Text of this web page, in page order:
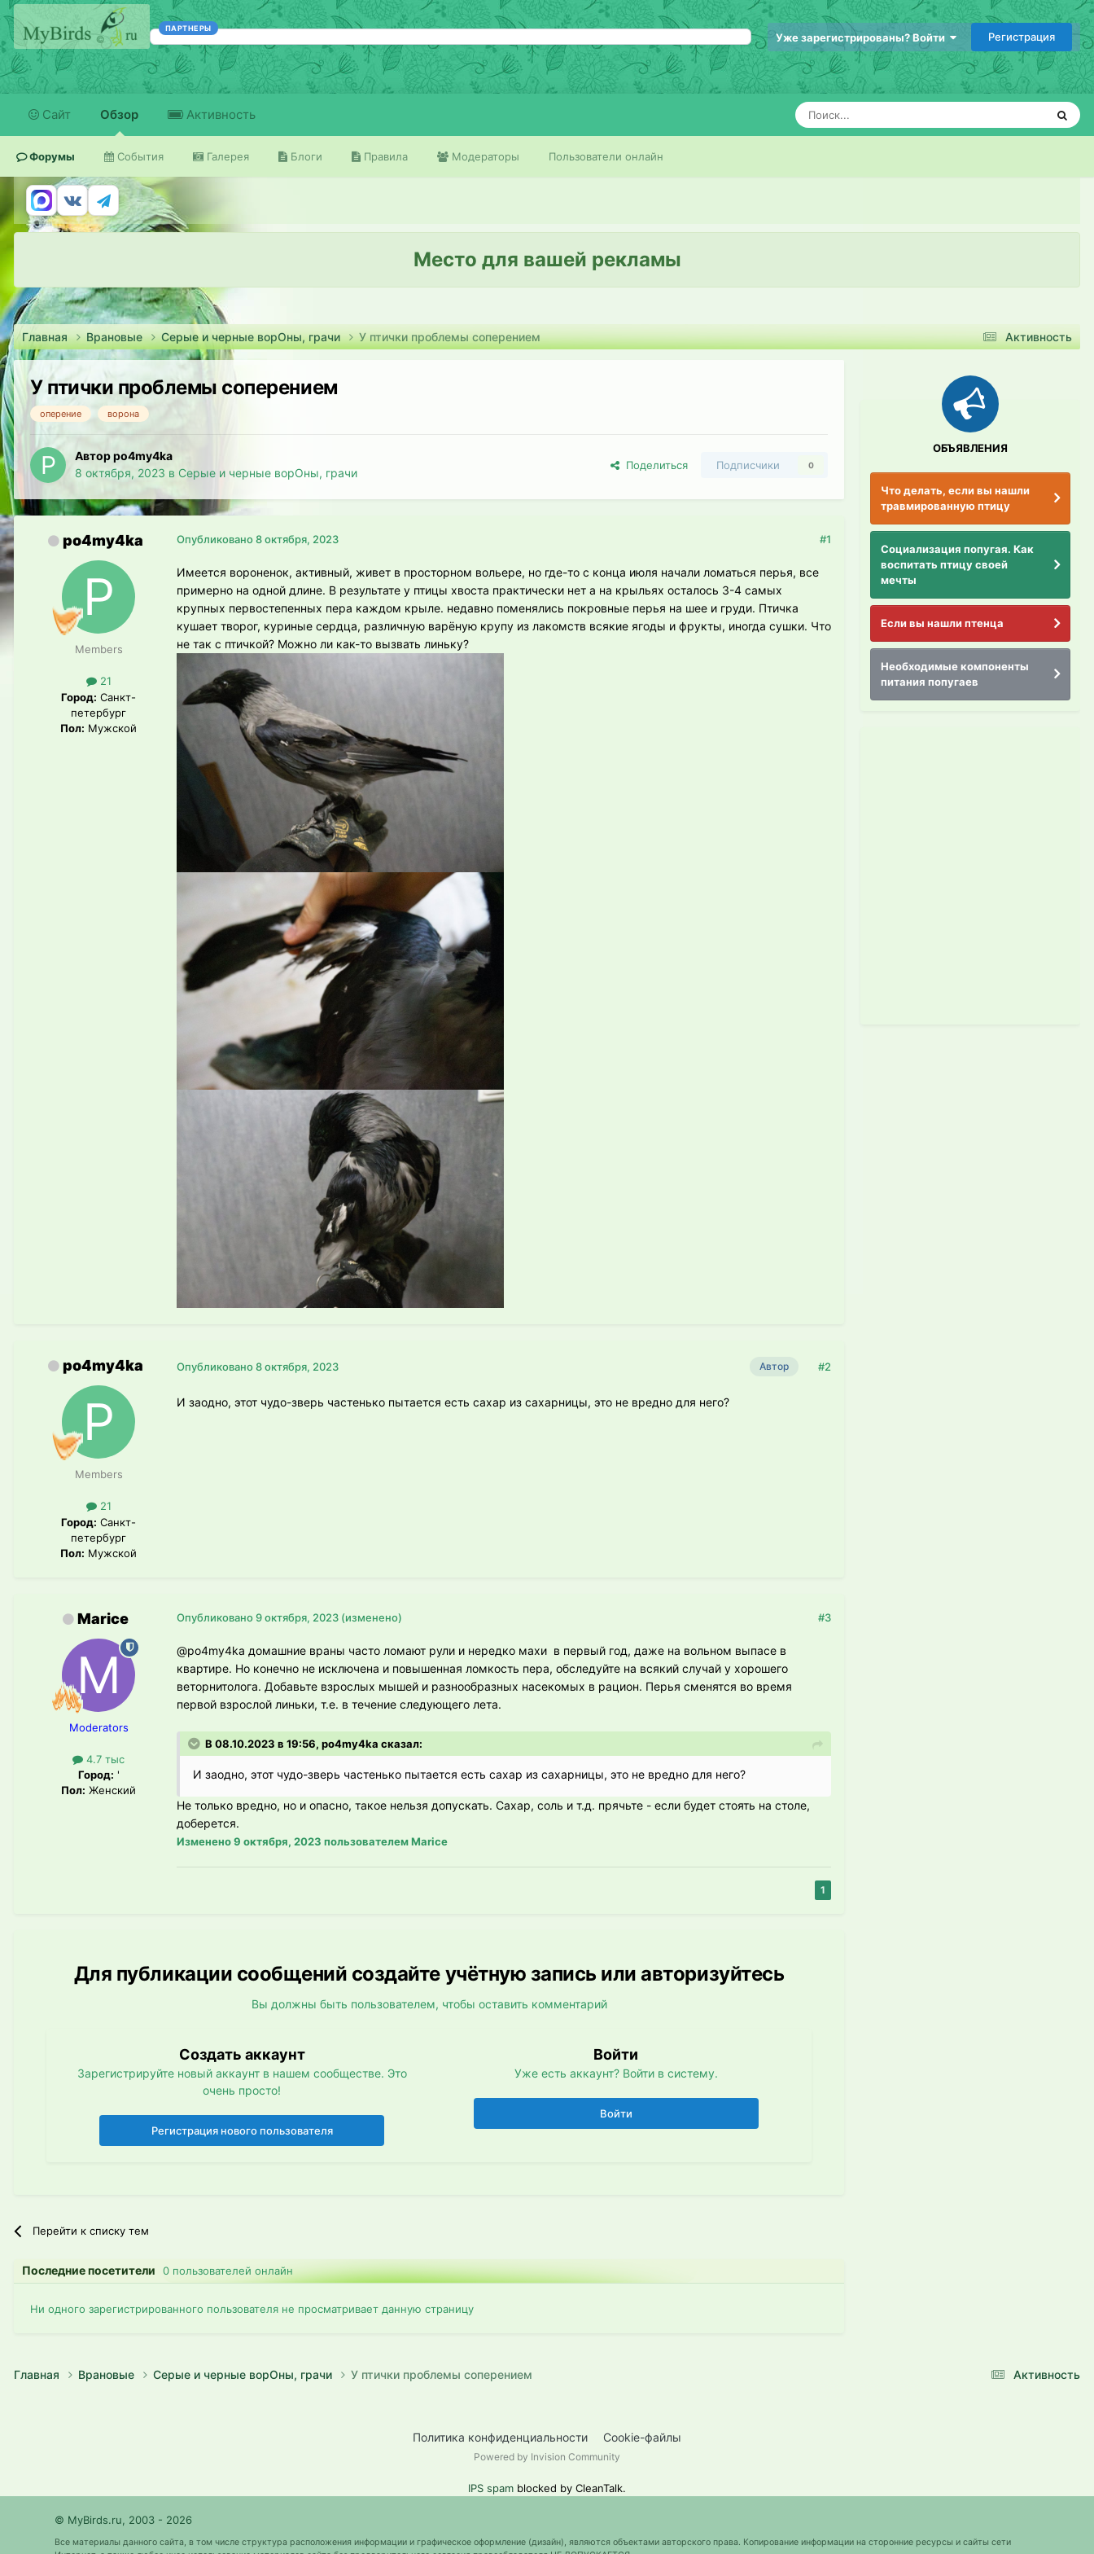
ПАРТНЕРЫ
Уже зарегистрированы? Войти Регистрация
Сайт Обзор
Форумы События Галерея Блоги Правила Модераторы Пользователи онлайн
Активность
Место для вашей рекламы
Активность
Главная Врановые Серые и черные ворОны, грачи У птички проблемы соперением
У птички проблемы соперением
оперение ворона
Автор po4my4ka
8 октября, 2023 в Серые и черные ворОны, грачи
Поделиться Подписчики 0
po4my4ka
Members
21
Город: Санкт-
петербург
Пол: Мужской
#1
Опубликовано8 октября, 2023
Имеется вороненок, активный, живет в просторном вольере, но где-то с конца июля начали ломаться перья, все
примерно на одной длине. В результате у птицы хвоста практически нет а на крыльях осталось 3-4 самых
крупных первостепенных пера каждом крыле. недавно поменялись покровные перья на шее и груди. Птичка
кушает творог, куриные сердца, различную варёную крупу из лакомств всякие ягоды и фрукты, иногда сушки. Что
не так с птичкой? Можно ли как-то вызвать линьку?
po4my4ka
Members
21
Город: Санкт-
петербург
Пол: Мужской
Автор #2
Опубликовано8 октября, 2023
И заодно, этот чудо-зверь частенько пытается есть сахар из сахарницы, это не вредно для него?
Marice
Moderators
4.7 тыс
Город: '
Пол: Женский
#3
Опубликовано9 октября, 2023 (изменено)
@po4my4ka домашние враны часто ломают рули и нередко махи в первый год, даже на вольном выпасе в
квартире. Но конечно не исключена и повышенная ломкость пера, обследуйте на всякий случай у хорошего
веторнитолога. Добавьте взрослых мышей и разнообразных насекомых в рацион. Перья сменятся во время
первой взрослой линьки, т.е. в течение следующего лета.
В 08.10.2023 в 19:56, po4my4ka сказал:
И заодно, этот чудо-зверь частенько пытается есть сахар из сахарницы, это не вредно для него?
Не только вредно, но и опасно, такое нельзя допускать. Сахар, соль и т.д. прячьте - если будет стоять на столе,
доберется.
Изменено9 октября, 2023 пользователем Marice
1
Для публикации сообщений создайте учётную запись или авторизуйтесь
Вы должны быть пользователем, чтобы оставить комментарий
Создать аккаунт
Зарегистрируйте новый аккаунт в нашем сообществе. Это
очень просто!
Регистрация нового пользователя
Войти
Уже есть аккаунт? Войти в систему.
Войти
Перейти к списку тем
Последние посетители 0 пользователей онлайн
Ни одного зарегистрированного пользователя не просматривает данную страницу
ОБЪЯВЛЕНИЯ
Что делать, если вы нашли
травмированную птицу
Социализация попугая. Как
воспитать птицу своей
мечты
Если вы нашли птенца
Необходимые компоненты
питания попугаев
Активность
Главная Врановые Серые и черные ворОны, грачи У птички проблемы соперением
Политика конфиденциальности Cookie-файлы
Powered by Invision Community
IPS spam blocked by CleanTalk.
© MyBirds.ru, 2003 - 2026
Все материалы данного сайта, в том числе структура расположения информации и графическое оформление (дизайн), являются объектами авторского права. Копирование информации на сторонние ресурсы и сайты сети